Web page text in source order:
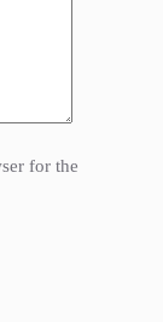
for the